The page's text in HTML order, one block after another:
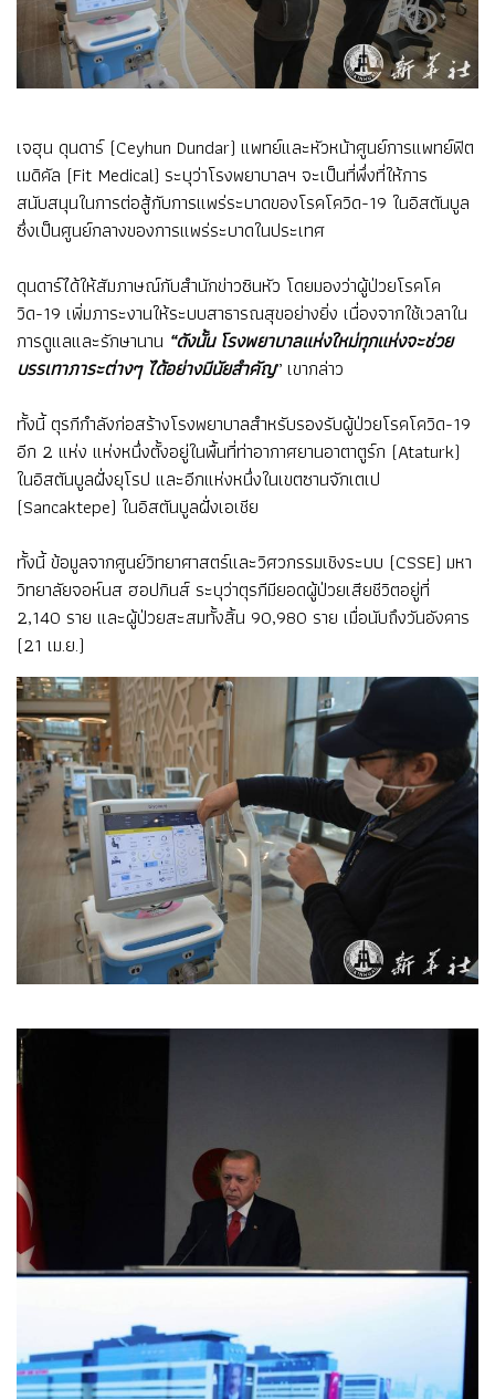
เจฮุน ดุนดาร์ (Ceyhun Dundar) แพทย์และหัวหน้าศูนย์การแพทย์ฟิต
เมดิคัล (Fit Medical) ระบุว่าโรงพยาบาลฯ จะเป็นที่พึ่งที่ให้การ
สนับสนุนในการต่อสู้กับการแพร่ระบาดของโรคโควิด-19 ในอิสตันบูล
ซึ่งเป็นศูนย์กลางของการแพร่ระบาดในประเทศ
ดุนดาร์ได้ให้สัมภาษณ์กับสำนักข่าวซินหัว โดยมองว่าผู้ป่วยโรคโค
วิด-19 เพิ่มภาระงานให้ระบบสาธารณสุขอย่างยิ่ง เนื่องจากใช้เวลาใน
การดูแลและรักษานาน “ดังนั้น โรงพยาบาลแห่งใหม่ทุกแห่งจะช่วย
บรรเทาภาระต่างๆ ได้อย่างมีนัยสำคัญ” เขากล่าว
ทั้งนี้ ตุรกีกำลังก่อสร้างโรงพยาบาลสำหรับรองรับผู้ป่วยโรคโควิด-19
อีก 2 แห่ง แห่งหนึ่งตั้งอยู่ในพื้นที่ท่าอากาศยานอาตาตูร์ก (Ataturk)
ในอิสตันบูลฝั่งยุโรป และอีกแห่งหนึ่งในเขตซานจักเตเป
(Sancaktepe) ในอิสตันบูลฝั่งเอเชีย
ทั้งนี้ ข้อมูลจากศูนย์วิทยาศาสตร์และวิศวกรรมเชิงระบบ (CSSE) มหา
วิทยาลัยจอห์นส ฮอปกินส์ ระบุว่าตุรกีมียอดผู้ป่วยเสียชีวิตอยู่ที่
2,140 ราย และผู้ป่วยสะสมทั้งสิ้น 90,980 ราย เมื่อนับถึงวันอังคาร
(21 เม.ย.)